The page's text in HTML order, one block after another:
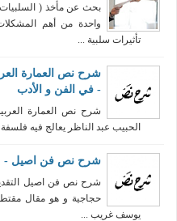
بحث عن مأخذ (
واحدة من أهم
تأثيرات سلبية ...
شرح نص العمارة
- في الفن و الأدب
شرح نص العمارة
الحبيب عبد الناظر يعالج فيه فلسفة
شرح نص فن اصيل -
شرح نص فن اصيل
حجاجية و هو مقال
يوسف غريب ...